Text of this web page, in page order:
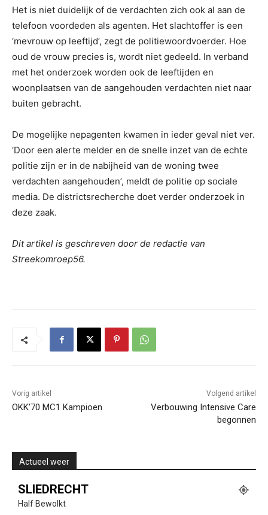
Het is niet duidelijk of de verdachten zich ook al aan de
telefoon voordeden als agenten. Het slachtoffer is een
‘mevrouw op leeftijd’, zegt de politiewoordvoerder. Hoe
oud de vrouw precies is, wordt niet gedeeld. In verband
met het onderzoek worden ook de leeftijden en
woonplaatsen van de aangehouden verdachten niet naar
buiten gebracht.
De mogelijke nepagenten kwamen in ieder geval niet ver.
‘Door een alerte melder en de snelle inzet van de echte
politie zijn er in de nabijheid van de woning twee
verdachten aangehouden’, meldt de politie op sociale
media. De districtsrecherche doet verder onderzoek in
deze zaak.
Dit artikel is geschreven door de redactie van
Streekomroep56.
Vorig artikel
OKK’70 MC1 Kampioen
Volgend artikel
Verbouwing Intensive Care
begonnen
Actueel weer
SLIEDRECHT
Half Bewolkt